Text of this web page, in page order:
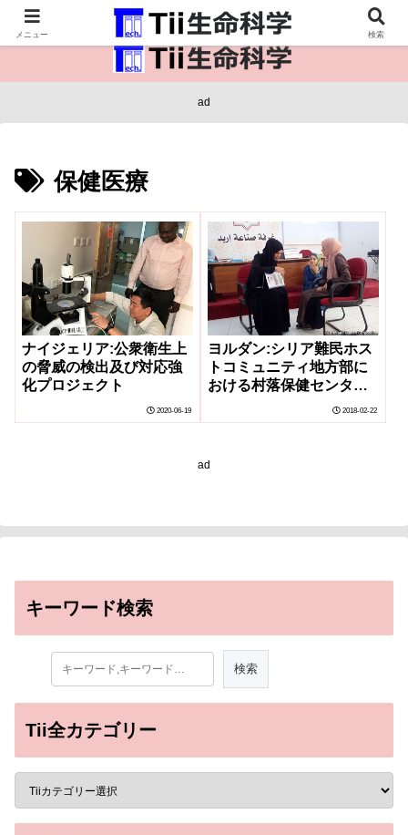
医療保健・生命・生物の情報インフラ。
ad
保健医療
ナイジェリア:公衆衛生上
の脅威の検出及び対応強
化プロジェクト
2020-06-19
ヨルダン:シリア難民ホス
トコミュニティ地方部に
おける村落保健センター
のサービス向上プロジェ
クト
2018-02-22
ad
キーワード検索
Tii全カテゴリー
メニュー 検索